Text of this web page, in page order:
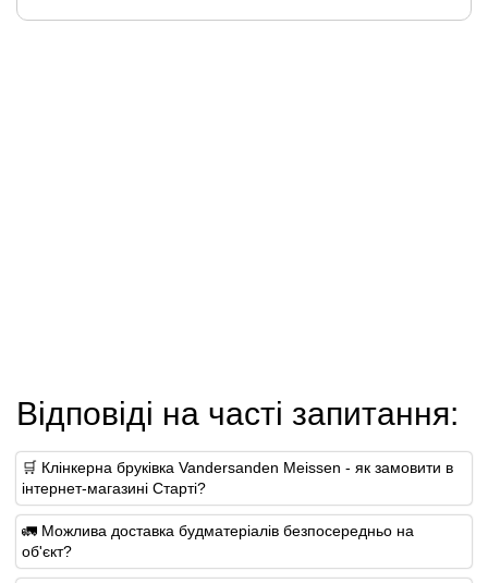
Відповіді на часті запитання:
🛒 Клінкерна бруківка Vandersanden Meissen - як замовити в
інтернет-магазині Старті?
🚛 Можлива доставка будматеріалів безпосередньо на
об'єкт?